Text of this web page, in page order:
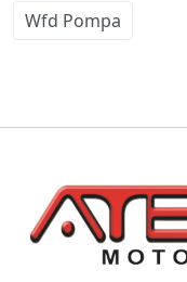
Wfd Pompa